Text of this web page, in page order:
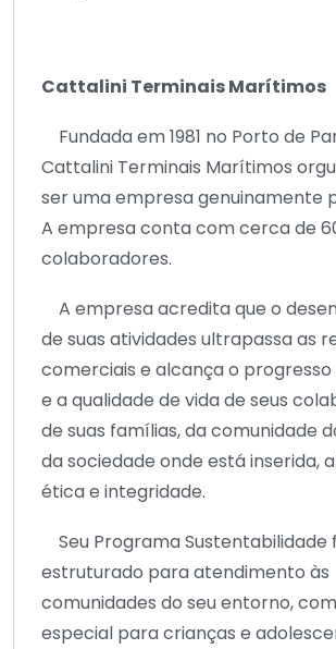
Cattalini Terminais Marítimos
Fundada em 1981 no Porto de
Cattalini Terminais Marítimos
ser uma empresa genuinamente
A empresa conta com cerca de
colaboradores.
A empresa acredita que o
de suas atividades ultrapassa as
comerciais e alcança o
e a qualidade de vida de seus
de suas famílias, da comunidade
da sociedade onde está inserida,
ética e integridade.
Seu Programa Sustentabilidade
estruturado para atendimento às
comunidades do seu entorno,
especial para crianças e